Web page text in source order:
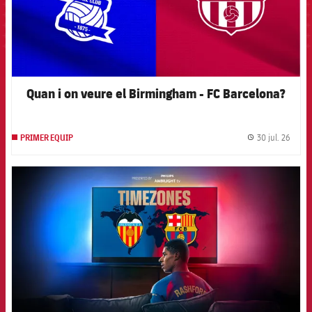
Quan i on veure el Birmingham - FC Barcelona?
PRIMER EQUIP 30 jul. 26
FCB Barcelona badge